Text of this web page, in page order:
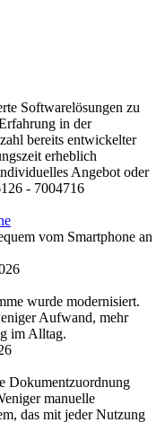
Softwarelösungen zu
in der
bereits entwickelter
erheblich
Angebot oder
- 7004716
vom Smartphone an
wurde modernisiert.
Aufwand, mehr
im Alltag.
Dokumentzuordnung
manuelle
das mit jeder Nutzung